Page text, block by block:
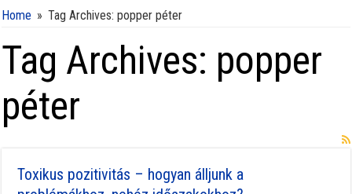
Home » Tag Archives: popper péter
Tag Archives: popper
péter
Toxikus pozitivitás – hogyan álljunk a